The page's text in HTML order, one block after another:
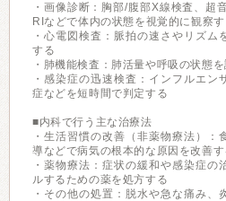
・画像診断：胸部/腹部X線検査、超
RIなどで体内の状態を視覚的に観察す
・心電図検査：脈拍の速さやリズム
する
・肺機能検査：肺活量や呼吸の状態
・感染症の迅速検査：インフルエン
症などを短時間で判定する
■内科で行う主な治療法
・生活習慣の改善（非薬物療法）：
導などで病気の根本的な原因を改善す
・薬物療法：症状の緩和や感染症の
ルするための薬を処方する
・その他の処置：脱水や急な痛み、